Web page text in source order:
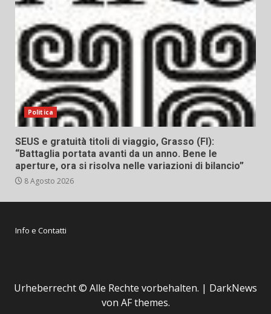
Politica
SEUS e gratuità titoli di viaggio, Grasso (FI):
“Battaglia portata avanti da un anno. Bene le
aperture, ora si risolva nelle variazioni di bilancio”
8 Agosto 2026
Info e Contatti
Urheberrecht © Alle Rechte vorbehalten. | DarkNews
von AF themes.